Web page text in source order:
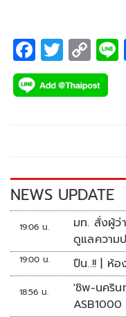
F
ac
e
k
T
wi
tt
C
o
p
k
NEWS UPDATE
19:06 น.
มท. สั่งผู้ว่
ดูแลความ
19:00 น. ปืน..!! | ห้อ
18:56 น.
'ชิพ-นคริน